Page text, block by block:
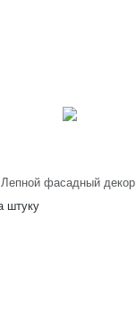
фасадный декор
штуку